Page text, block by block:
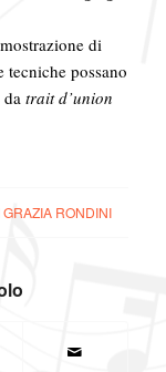
di
possano
da trait d’union
GRAZIA RONDINI